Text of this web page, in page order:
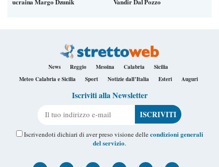
News Reggio Messina Calabria
Sicilia
Meteo Calabria e Sicilia
Sport Notizie dall’Italia Esteri Auguri
Iscriviti alla Newsletter
Iscrivendoti dichiari di aver preso visione dellecondizioni generali
del servizio.